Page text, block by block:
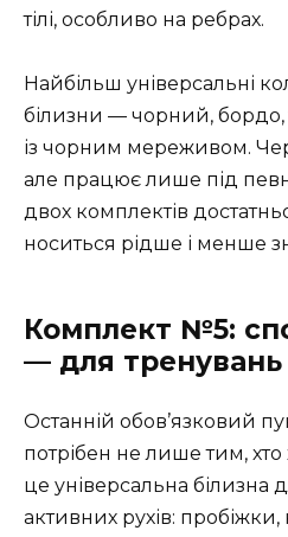
тілі, особливо на ребрах.
Найбільш універсальні
білизни — чорний,
із чорним мереживом.
але працює лише під
двох комплектів
носиться рідше і менше
Комплект №5:
— для тренувань
Останній обов’язковий
потрібен не лише тим,
це універсальна білизна
активних рухів: пробіжки,